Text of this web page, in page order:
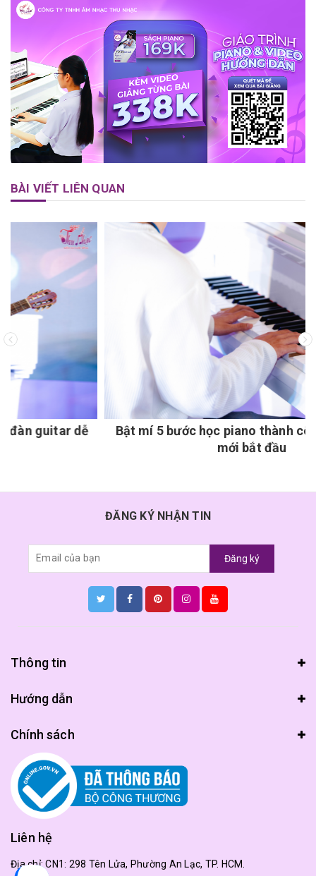
BÀI VIẾT LIÊN QUAN
Bật mí 5 bước học piano thành công cho người
ĐĂNG KÝ NHẬN TIN
Đăng ký
Thông tin
Hướng dẫn
Chính sách
Liên hệ
Địa chỉ:CN1: 298 Tên Lửa, Phường An Lạc, TP. HCM.